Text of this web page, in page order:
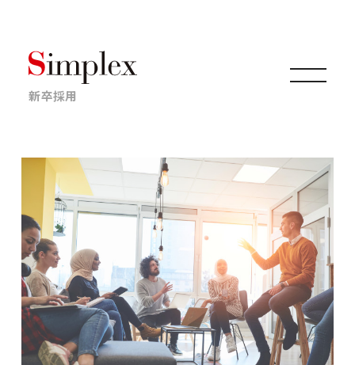
仕事について
キャリアについて
採用情報
ニュース・イベント
新卒採用